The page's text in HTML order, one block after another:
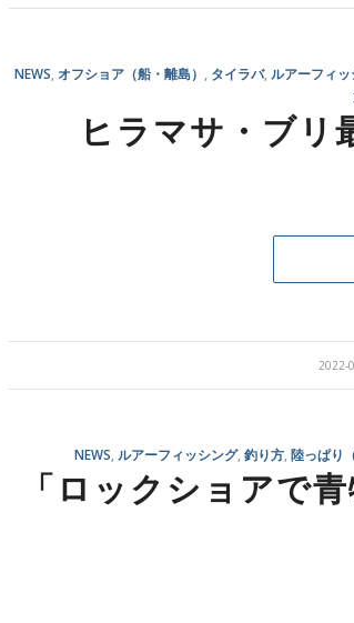
NEWS オフショア（船・離島） タイラバ, ルアーフィ
ヒラマサ・ブリ
2022-
/
NEWS ルアーフィッシング, 釣り方, 陸っぱり
「ロックショアで